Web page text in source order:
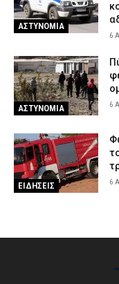
ΑΣΤΥΝΟΜΙΑ
6
ΑΣΤΥΝΟΜΙΑ 6
ΕΙΔΗΣΕΙΣ 6